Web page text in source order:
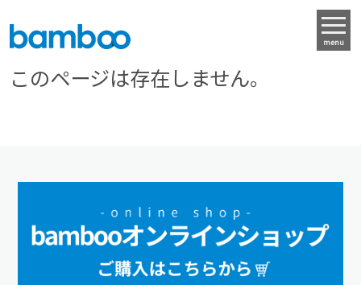
menu
このページは存在しません。